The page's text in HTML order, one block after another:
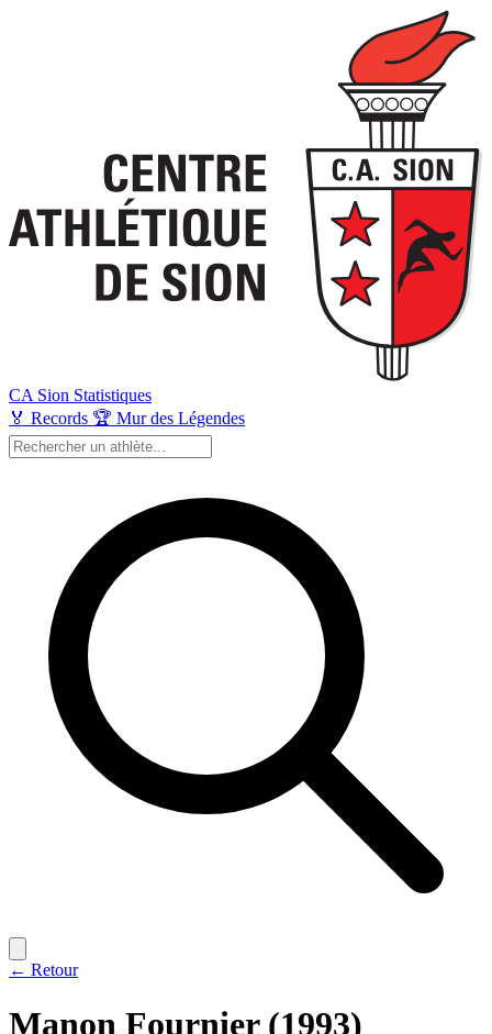
CA Sion Statistiques
🏅 Records 🏆 Mur des Légendes
← Retour
Manon Fournier (1993)